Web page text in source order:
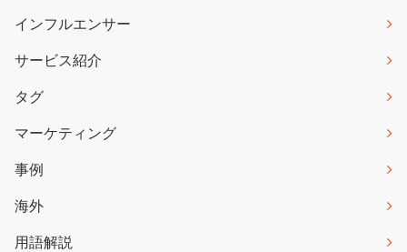
インフルエンサー
サービス紹介
タグ
マーケティング
事例
海外
用語解説